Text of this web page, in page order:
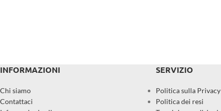
INFORMAZIONI
Chi siamo
Contattaci
SERVIZIO
Politica sulla Privacy
Politica dei resi